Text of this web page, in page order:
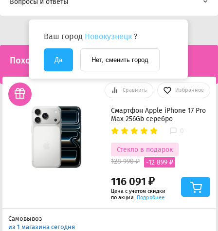
Похожие товары
Сравнить Избранное
Смартфон Apple iPhone 17 Pro
Max 256Gb серебро
0
Стекло в подарок
116 091 ₽
128 990 ₽ -12 899 ₽
Цена с учетом скидки
по акции. Подробнее
Самовывоз
из 1 магазина сегодня
Ваш город Новокузнецк ?
Да Нет, сменить город